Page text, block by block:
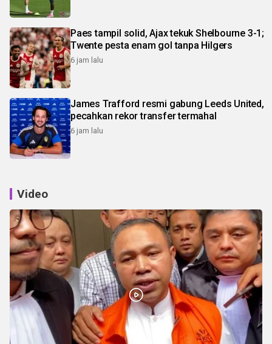
Paes tampil solid, Ajax tekuk Shelbourne 3-1;
Twente pesta enam gol tanpa Hilgers
6 jam lalu
James Trafford resmi gabung Leeds United,
pecahkan rekor transfer termahal
6 jam lalu
Video